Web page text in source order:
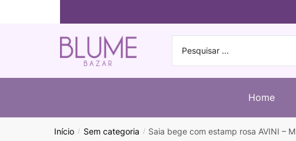
Home
Início / Sem categoria / Saia bege com estamp rosa AVINI – M